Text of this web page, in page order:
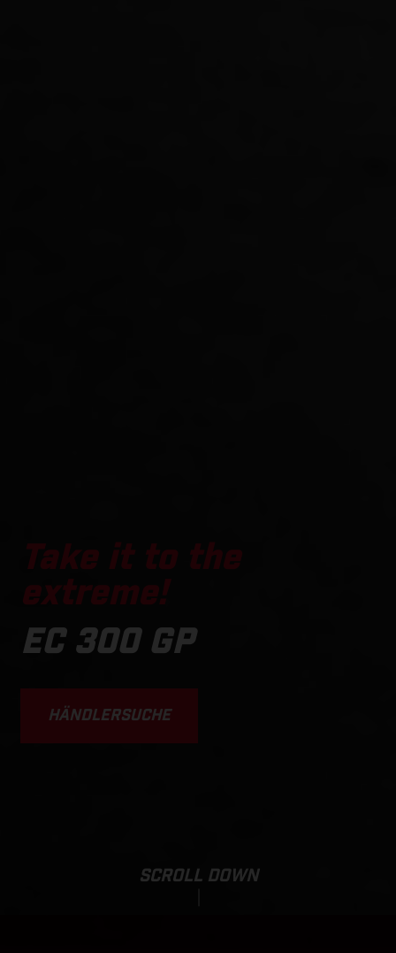
Take it to the
extreme!
EC 300 GP
HÄNDLERSUCHE
SCROLL DOWN